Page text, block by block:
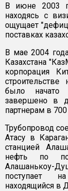
В июне 2003
находясь с
ощущает
поставках
В мае 2004
Казахстана
корпорация
было начато
завершено в
партнерам в
Трубопровод
Атасу в
станцией
нефть по
Алашанькоу-
поступает
находящийся в